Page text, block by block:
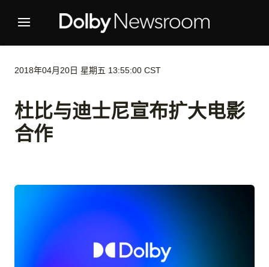
2018年04月20日 星期五 13:55:00 CST
杜比与迪士尼宣布扩大电影
合作